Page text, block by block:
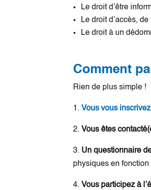
Le droit d’être
Le droit d’accès,
Le droit à un
Comment
Rien de plus simple !
1. Vous vous
2. Vous êtes
3. Un questionnaire
physiques en
4. Vous participez à